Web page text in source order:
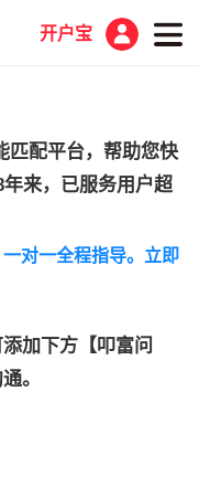
开户宝
匹配平台，帮助您快
来，已服务用户超
对一全程指导。立即
加下方【叩富问
。